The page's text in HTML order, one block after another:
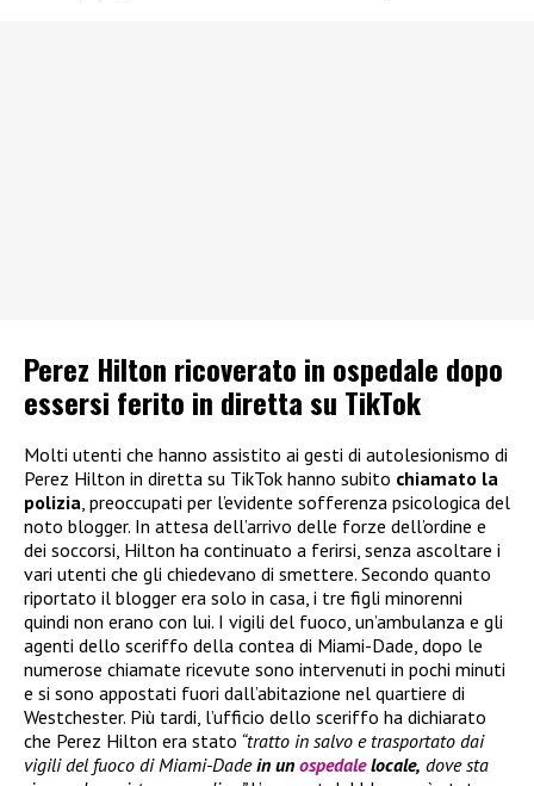
Perez Hilton ricoverato in ospedale dopo
essersi ferito in diretta su TikTok
Molti utenti che hanno assistito ai gesti di autolesionismo di
Perez Hilton in diretta su TikTok hanno subito chiamato la
polizia , preoccupati per l’evidente sofferenza psicologica del
noto blogger. In attesa dell’arrivo delle forze dell’ordine e
dei soccorsi, Hilton ha continuato a ferirsi, senza ascoltare i
vari utenti che gli chiedevano di smettere. Secondo quanto
riportato il blogger era solo in casa, i tre figli minorenni
quindi non erano con lui. I vigili del fuoco, un’ambulanza e gli
agenti dello sceriffo della contea di Miami-Dade, dopo le
numerose chiamate ricevute sono intervenuti in pochi minuti
e si sono appostati fuori dall’abitazione nel quartiere di
Westchester. Più tardi, l’ufficio dello sceriffo ha dichiarato
che Perez Hilton era stato “tratto in salvo e trasportato dai
vigili del fuoco di Miami-Dadein un ospedalelocale, dove sta